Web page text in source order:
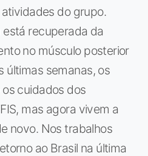
do grupo.
recuperada da
no músculo posterior
últimas semanas, os
cuidados dos
mas agora vivem a
novo. Nos trabalhos
ao Brasil na última